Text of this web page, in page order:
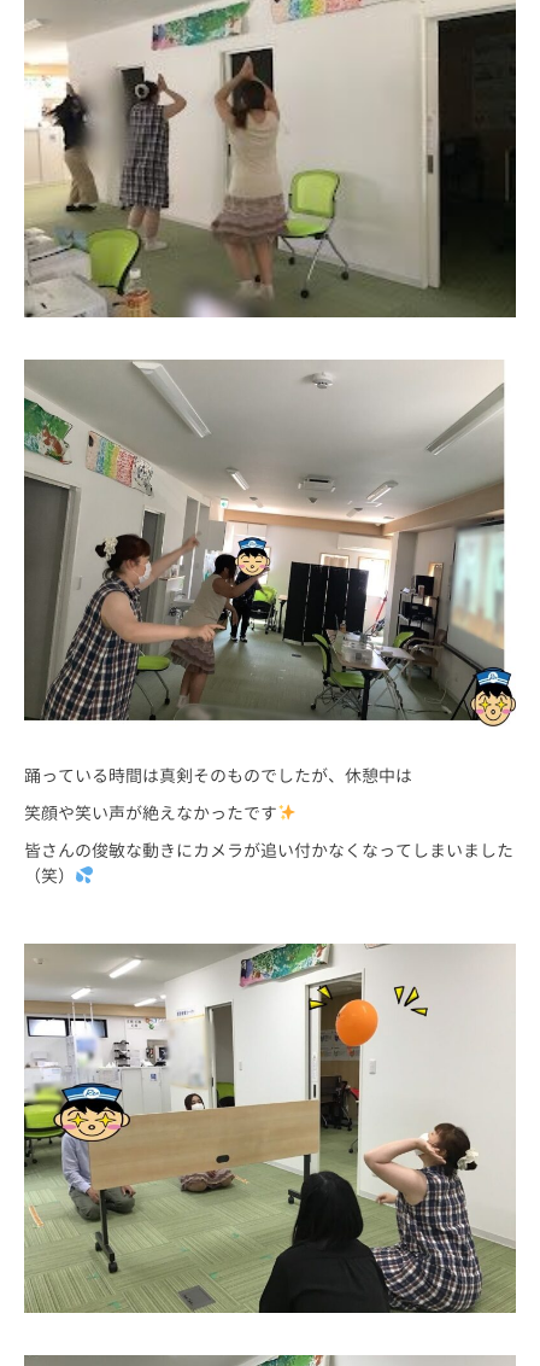
踊っている時間は真剣そのものでしたが、休憩中は
笑顔や笑い声が絶えなかったです
皆さんの俊敏な動きにカメラが追い付かなくなってしまいました
（笑）